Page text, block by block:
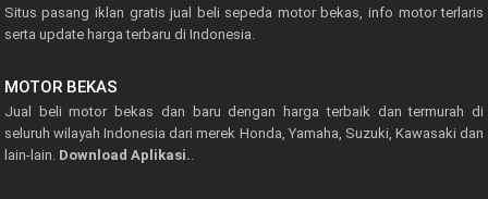
Situs pasang iklan gratis jual beli sepeda motor bekas, info motor terlaris
serta update harga terbaru di Indonesia.
MOTOR BEKAS
Jual beli motor bekas dan baru dengan harga terbaik dan termurah di
seluruh wilayah Indonesia dari merek Honda, Yamaha, Suzuki, Kawasaki dan
lain-lain. Download Aplikasi..